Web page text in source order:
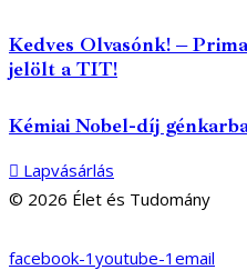
Kedves Olvasónk! –
jelölt a TIT!
Kémiai Nobel-díj
Lapvásárlás
© 2026 Élet és Tudomány
facebook-1 youtube-1 email